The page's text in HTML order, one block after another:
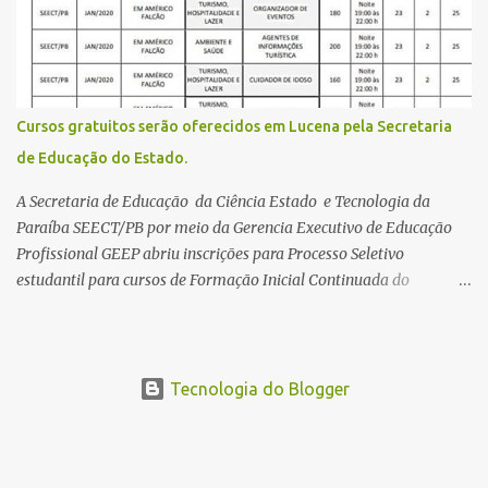
Direito de solicitar a isenção O Inep prevê a gratuidade na
inscrição do exame para os seguintes casos: · matriculados no 3º
ano do ensino médio em escola pública, em 2026; LEIA MAIS
Usina Cultural tem fim de semana com literatura, música e evento
solidário Governo da Paraíba empossa 1000 novos professores e
mais convocações devem ocorrer Volta às aulas 2026.1 da
Faculdade Três Marias marca início do semestre e matrículas
seguem abertas para novos alunos · es...
Cursos gratuitos serão oferecidos em Lucena pela Secretaria
de Educação do Estado.
A Secretaria de Educação da Ciência Estado e Tecnologia da
Paraíba SEECT/PB por meio da Gerencia Executivo de Educação
Profissional GEEP abriu inscrições para Processo Seletivo
estudantil para cursos de Formação Inicial Continuada do
novembro pelo site www.paraibatec.pb.gov.br . Em Lucena serão
Tecnologia do Blogger